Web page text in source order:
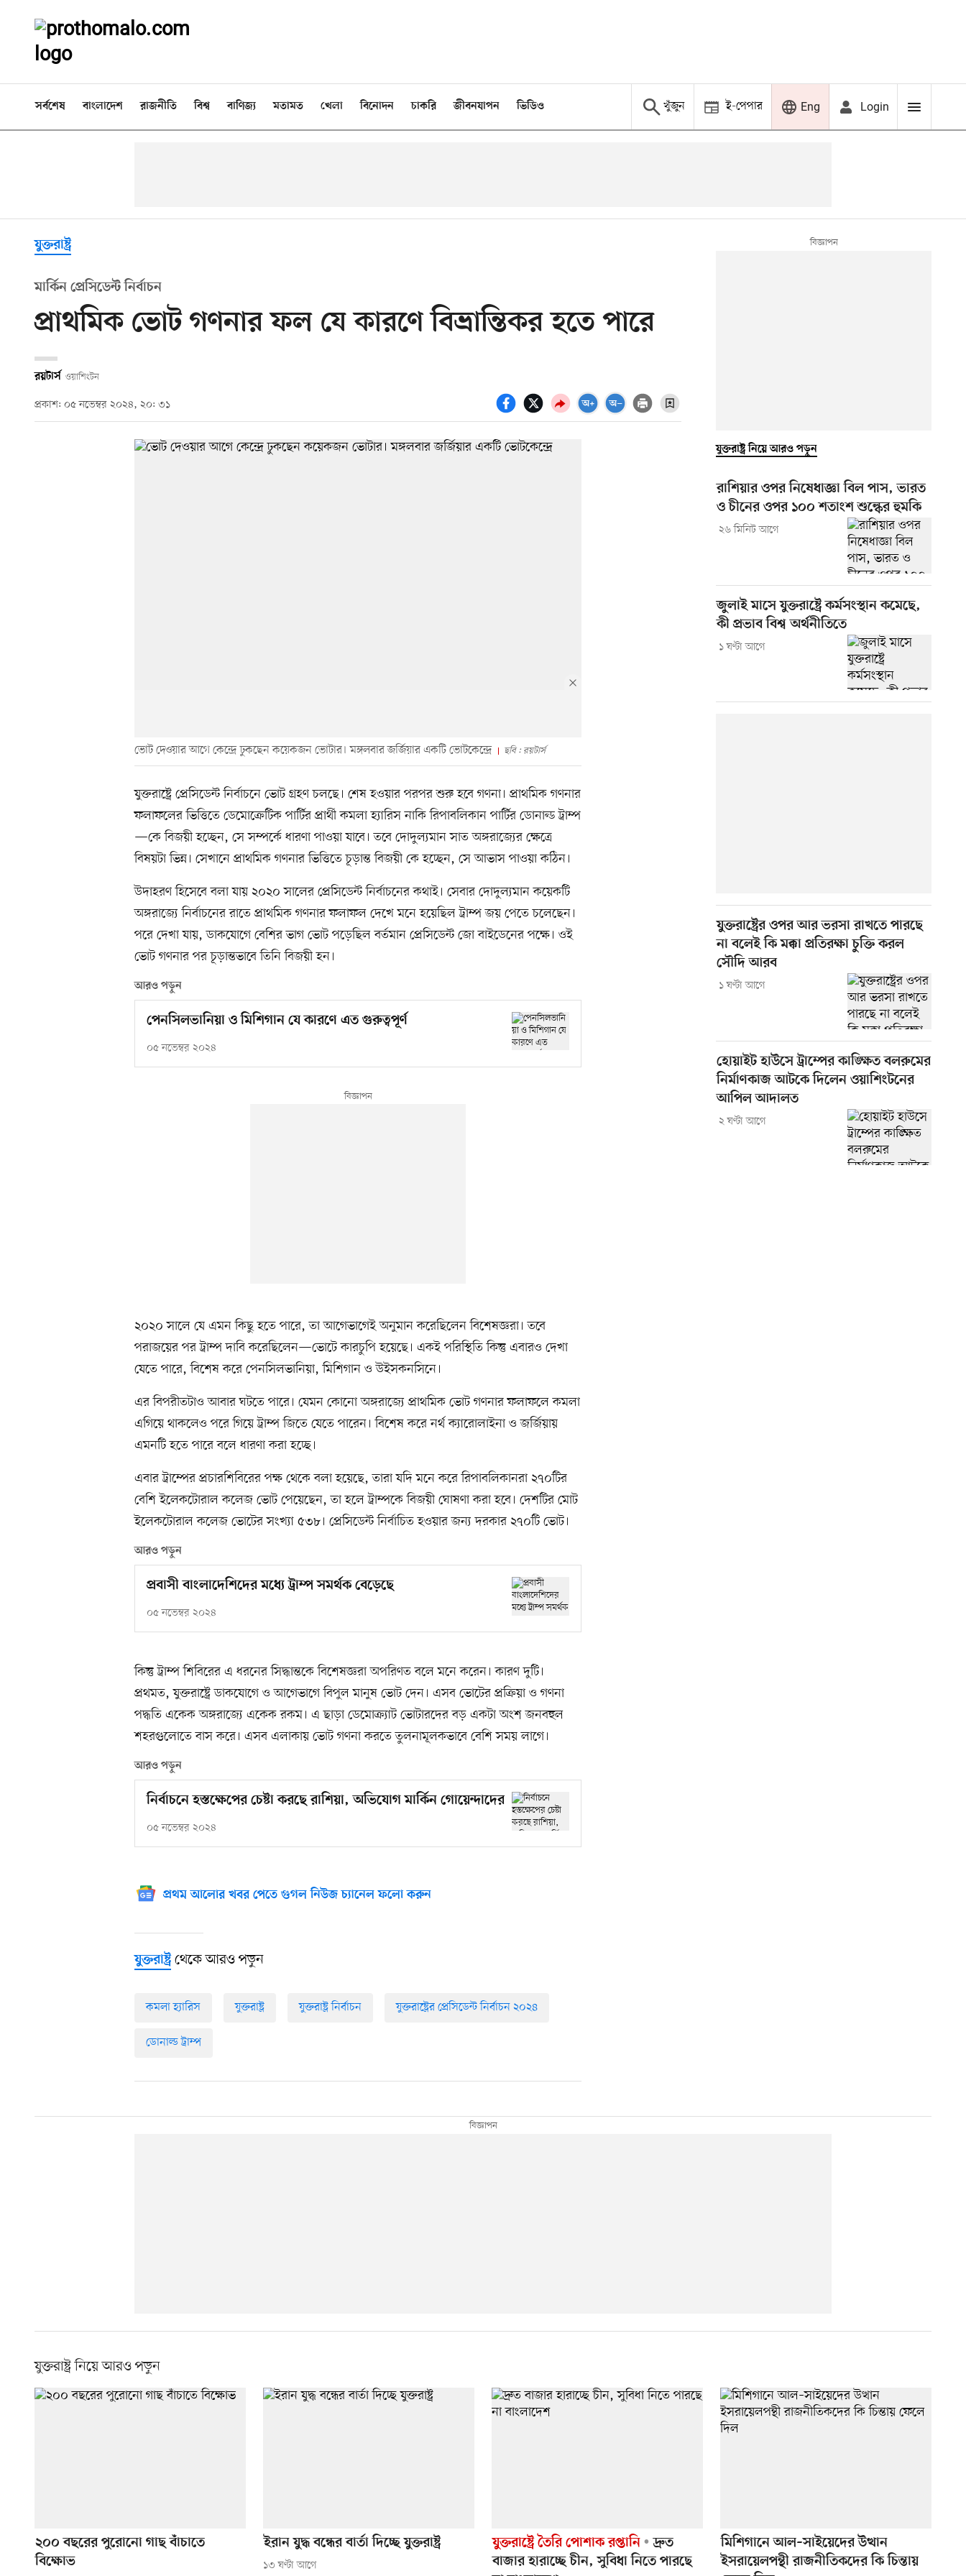
সর্বশেষ বাংলাদেশ রাজনীতি বিশ্ব বাণিজ্য মতামত খেলা বিনোদন চাকরি জীবনযাপন ভিডিও খুঁজুন ই-পেপার Eng Login
যুক্তরাষ্ট্র
মার্কিন প্রেসিডেন্ট নির্বাচন
প্রাথমিক ভোট গণনার ফল যে কারণে বিভ্রান্তিকর হতে পারে
রয়টার্স ওয়াশিংটন
প্রকাশ: ০৫ নভেম্বর ২০২৪, ২০: ৩১
ভোট দেওয়ার আগে কেন্দ্রে ঢুকছেন কয়েকজন ভোটার। মঙ্গলবার জর্জিয়ার একটি ভোটকেন্দ্রে ছবি : রয়টার্স
যুক্তরাষ্ট্রে প্রেসিডেন্ট নির্বাচনে ভোট গ্রহণ চলছে। শেষ হওয়ার পরপর শুরু হবে গণনা। প্রাথমিক গণনার
ফলাফলের ভিত্তিতে ডেমোক্রেটিক পার্টির প্রার্থী কমলা হ্যারিস নাকি রিপাবলিকান পার্টির ডোনাল্ড ট্রাম্প
—কে বিজয়ী হচ্ছেন, সে সম্পর্কে ধারণা পাওয়া যাবে। তবে দোদুল্যমান সাত অঙ্গরাজ্যের ক্ষেত্রে
বিষয়টা ভিন্ন। সেখানে প্রাথমিক গণনার ভিত্তিতে চূড়ান্ত বিজয়ী কে হচ্ছেন, সে আভাস পাওয়া কঠিন।
উদাহরণ হিসেবে বলা যায় ২০২০ সালের প্রেসিডেন্ট নির্বাচনের কথাই। সেবার দোদুল্যমান কয়েকটি
অঙ্গরাজ্যে নির্বাচনের রাতে প্রাথমিক গণনার ফলাফল দেখে মনে হয়েছিল ট্রাম্প জয় পেতে চলেছেন।
পরে দেখা যায়, ডাকযোগে বেশির ভাগ ভোট পড়েছিল বর্তমান প্রেসিডেন্ট জো বাইডেনের পক্ষে। ওই
ভোট গণনার পর চূড়ান্তভাবে তিনি বিজয়ী হন।
আরও পড়ুন
পেনসিলভানিয়া ও মিশিগান যে কারণে এত গুরুত্বপূর্ণ
০৫ নভেম্বর ২০২৪
২০২০ সালে যে এমন কিছু হতে পারে, তা আগেভাগেই অনুমান করেছিলেন বিশেষজ্ঞরা। তবে
পরাজয়ের পর ট্রাম্প দাবি করেছিলেন—ভোটে কারচুপি হয়েছে। একই পরিস্থিতি কিন্তু এবারও দেখা
যেতে পারে, বিশেষ করে পেনসিলভানিয়া, মিশিগান ও উইসকনসিনে।
এর বিপরীতটাও আবার ঘটতে পারে। যেমন কোনো অঙ্গরাজ্যে প্রাথমিক ভোট গণনার ফলাফলে কমলা
এগিয়ে থাকলেও পরে গিয়ে ট্রাম্প জিতে যেতে পারেন। বিশেষ করে নর্থ ক্যারোলাইনা ও জর্জিয়ায়
এমনটি হতে পারে বলে ধারণা করা হচ্ছে।
এবার ট্রাম্পের প্রচারশিবিরের পক্ষ থেকে বলা হয়েছে, তারা যদি মনে করে রিপাবলিকানরা ২৭০টির
বেশি ইলেকটোরাল কলেজ ভোট পেয়েছেন, তা হলে ট্রাম্পকে বিজয়ী ঘোষণা করা হবে। দেশটির মোট
ইলেকটোরাল কলেজ ভোটের সংখ্যা ৫৩৮। প্রেসিডেন্ট নির্বাচিত হওয়ার জন্য দরকার ২৭০টি ভোট।
আরও পড়ুন
প্রবাসী বাংলাদেশিদের মধ্যে ট্রাম্প সমর্থক বেড়েছে
০৫ নভেম্বর ২০২৪
কিন্তু ট্রাম্প শিবিরের এ ধরনের সিদ্ধান্তকে বিশেষজ্ঞরা অপরিণত বলে মনে করেন। কারণ দুটি।
প্রথমত, যুক্তরাষ্ট্রে ডাকযোগে ও আগেভাগে বিপুল মানুষ ভোট দেন। এসব ভোটের প্রক্রিয়া ও গণনা
পদ্ধতি একেক অঙ্গরাজ্যে একেক রকম। এ ছাড়া ডেমোক্র্যাট ভোটারদের বড় একটা অংশ জনবহুল
শহরগুলোতে বাস করে। এসব এলাকায় ভোট গণনা করতে তুলনামূলকভাবে বেশি সময় লাগে।
আরও পড়ুন
নির্বাচনে হস্তক্ষেপের চেষ্টা করছে রাশিয়া, অভিযোগ মার্কিন গোয়েন্দাদের
০৫ নভেম্বর ২০২৪
প্রথম আলোর খবর পেতে গুগল নিউজ চ্যানেল ফলো করুন
যুক্তরাষ্ট্রথেকে আরও পড়ুন
কমলা হ্যারিস যুক্তরাষ্ট্র যুক্তরাষ্ট্র নির্বাচন যুক্তরাষ্ট্রের প্রেসিডেন্ট নির্বাচন ২০২৪
ডোনাল্ড ট্রাম্প
যুক্তরাষ্ট্র নিয়ে আরও পড়ুন
রাশিয়ার ওপর নিষেধাজ্ঞা বিল পাস, ভারত
ও চীনের ওপর ১০০ শতাংশ শুল্কের হুমকি
২৬ মিনিট আগে
জুলাই মাসে যুক্তরাষ্ট্রে কর্মসংস্থান কমেছে,
কী প্রভাব বিশ্ব অর্থনীতিতে
১ ঘণ্টা আগে
যুক্তরাষ্ট্রের ওপর আর ভরসা রাখতে পারছে
না বলেই কি মক্কা প্রতিরক্ষা চুক্তি করল
সৌদি আরব
১ ঘণ্টা আগে
হোয়াইট হাউসে ট্রাম্পের কাঙ্ক্ষিত বলরুমের
নির্মাণকাজ আটকে দিলেন ওয়াশিংটনের
আপিল আদালত
২ ঘণ্টা আগে
যুক্তরাষ্ট্র নিয়ে আরও পড়ুন
২০০ বছরের পুরোনো গাছ বাঁচাতে
বিক্ষোভ
ইরান যুদ্ধ বন্ধের বার্তা দিচ্ছে যুক্তরাষ্ট্র
১৩ ঘণ্টা আগে
যুক্তরাষ্ট্রে তৈরি পোশাক রপ্তানি
দ্রুত
বাজার হারাচ্ছে চীন, সুবিধা নিতে পারছে
মিশিগানে আল–সাইয়েদের উত্থান
ইসরায়েলপন্থী রাজনীতিকদের কি চিন্তায়